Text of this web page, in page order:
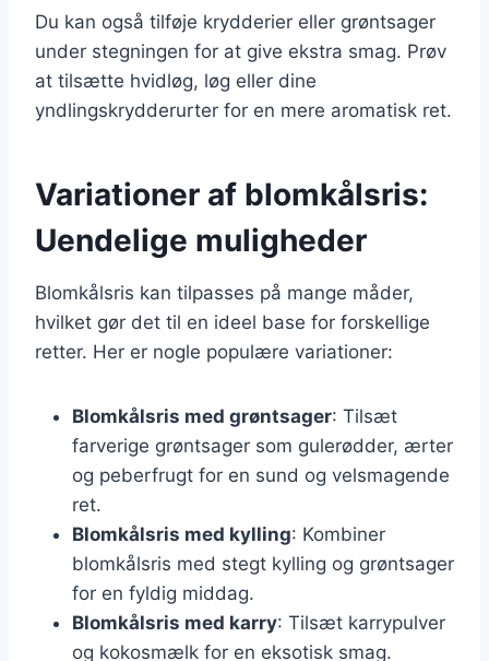
Du kan også tilføje krydderier eller grøntsager
under stegningen for at give ekstra smag. Prøv
at tilsætte hvidløg, løg eller dine
yndlingskrydderurter for en mere aromatisk ret.
Variationer af blomkålsris:
Uendelige muligheder
Blomkålsris kan tilpasses på mange måder,
hvilket gør det til en ideel base for forskellige
retter. Her er nogle populære variationer:
Blomkålsris med grøntsager: Tilsæt
farverige grøntsager som gulerødder, ærter
og peberfrugt for en sund og velsmagende
ret.
Blomkålsris med kylling: Kombiner
blomkålsris med stegt kylling og grøntsager
for en fyldig middag.
Blomkålsris med karry: Tilsæt karrypulver
og kokosmælk for en eksotisk smag.